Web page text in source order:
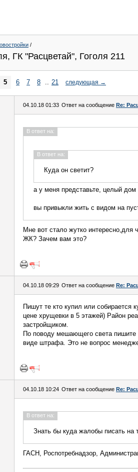
/
ГК "Расцветай", Гоголя 211
5 6 7 8 .. 21 следующая →
04.10.18 01:33 Ответ на сообщение Re:
В ответ на:
В ответ на:
Куда он светит?
а у меня представьте, целый
вы привыкли жить с видом на
Мне вот стало жутко интересно,для
ЖК? Зачем вам это?
04.10.18 09:29 Ответ на сообщение Re:
Пишут те кто купил или собирается
цене хрущевки в 5 этажей) Район
застройщиком.
По поводу мешающего света пишите
виде штрафа. Это не вопрос
04.10.18 10:24 Ответ на сообщение Re:
В ответ на:
Знать бы куда жалобы писать на
ГАСН, Роспотребнадзор,